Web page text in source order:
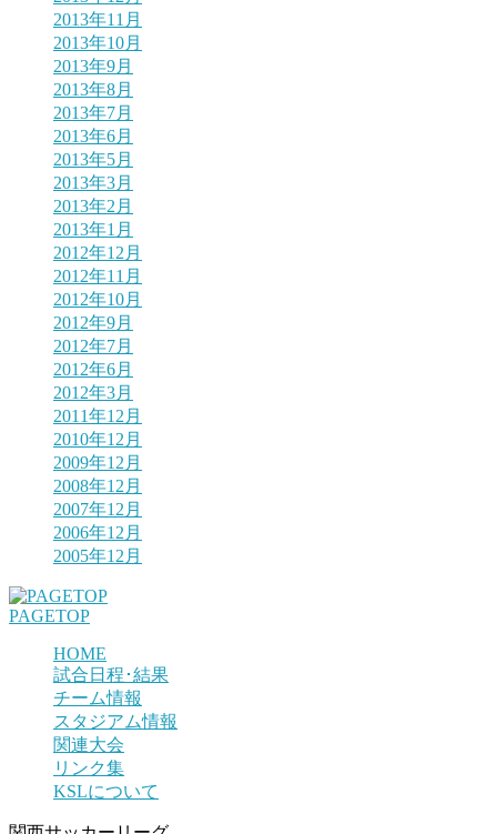
2013年11月
2013年10月
2013年9月
2013年8月
2013年7月
2013年6月
2013年5月
2013年3月
2013年2月
2013年1月
2012年12月
2012年11月
2012年10月
2012年9月
2012年7月
2012年6月
2012年3月
2011年12月
2010年12月
2009年12月
2008年12月
2007年12月
2006年12月
2005年12月
PAGETOP
HOME
試合日程･結果
チーム情報
スタジアム情報
関連大会
リンク集
KSLについて